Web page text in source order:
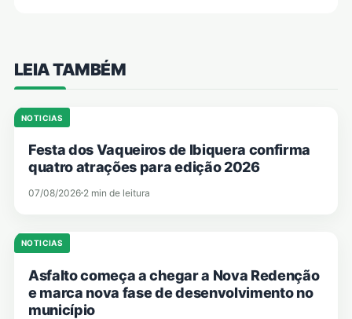
LEIA TAMBÉM
NOTICIAS
Festa dos Vaqueiros de Ibiquera confirma
quatro atrações para edição 2026
07/08/2026 2 min de leitura
NOTICIAS
Asfalto começa a chegar a Nova Redenção
e marca nova fase de desenvolvimento no
município